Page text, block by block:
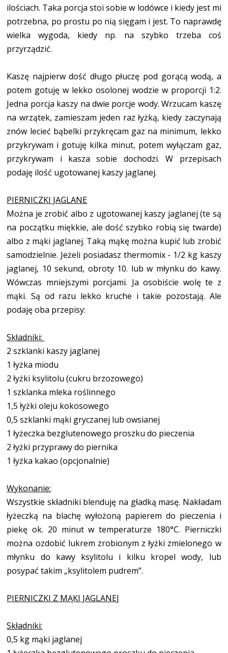
ilościach. Taka porcja stoi sobie w lodówce i kiedy jest mi
potrzebna, po prostu po nią sięgam i jest. To naprawdę
wielka wygoda, kiedy np. na szybko trzeba coś
przyrządzić.
Kaszę najpierw dość długo płuczę pod gorącą wodą, a
potem gotuję w lekko osolonej wodzie w proporcji 1:2.
Jedna porcja kaszy na dwie porcje wody. Wrzucam kaszę
na wrzątek, zamieszam jeden raz łyżką, kiedy zaczynają
znów lecieć bąbelki przykręcam gaz na minimum, lekko
przykrywam i gotuję kilka minut, potem wyłączam gaz,
przykrywam i kasza sobie dochodzi. W przepisach
podaję ilość ugotowanej kaszy jaglanej.
PIERNICZKI JAGLANE
Można je zrobić albo z ugotowanej kaszy jaglanej (te są
na początku miękkie, ale dość szybko robią się twarde)
albo z mąki jaglanej. Taką mąkę można kupić lub zrobić
samodzielnie. Jeżeli posiadasz thermomix - 1/2 kg kaszy
jaglanej, 10 sekund, obroty 10. lub w młynku do kawy.
Wówczas mniejszymi porcjami. Ja osobiście wolę te z
mąki. Są od razu lekko kruche i takie pozostają. Ale
podaję oba przepisy:
Składniki:
2 szklanki kaszy jaglanej
1 łyżka miodu
2 łyżki ksylitolu (cukru brzozowego)
1 szklanka mleka roślinnego
1,5 łyżki oleju kokosowego
0,5 szklanki mąki gryczanej lub owsianej
1 łyżeczka bezglutenowego proszku do pieczenia
2 łyżki przyprawy do piernika
1 łyżka kakao (opcjonalnie)
Wykonanie:
Wszystkie składniki blenduję na gładką masę. Nakładam
łyżeczką na blachę wyłożoną papierem do pieczenia i
piekę ok. 20 minut w temperaturze 180°C. Pierniczki
można ozdobić lukrem zrobionym z łyżki zmielonego w
młynku do kawy ksylitolu i kilku kropel wody, lub
posypać takim „ksylitolem pudrem”.
PIERNICZKI Z MĄKI JAGLANEJ
Składniki:
0,5 kg mąki jaglanej